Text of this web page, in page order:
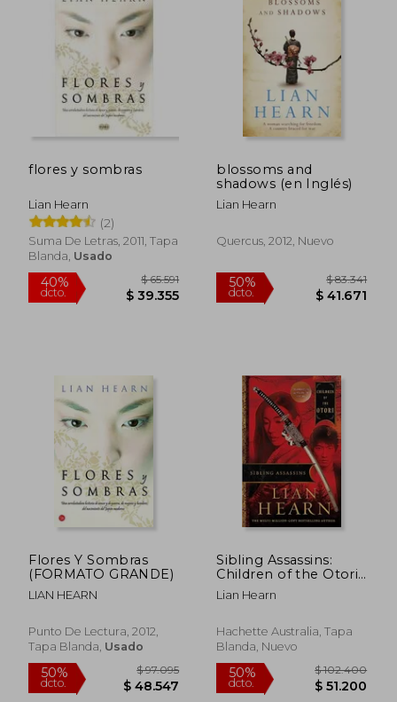
40%
dcto.
40%
dcto.
flores y sombras
Lian Hearn
(2)
Suma De Letras, 2011, Tapa
Blanda, Usado
40%
dcto. $ 39.355
blossoms and
shadows (en Inglés)
Lian Hearn
Quercus, 2012, Nuevo
50%
dcto.
Flores Y Sombras
(FORMATO GRANDE)
LIAN HEARN
Punto De Lectura, 2012,
Tapa Blanda, Usado
Sibling Assassins:
Children of the Otori
Book 2 (Tales of the
Otori) (en Inglés)
Lian Hearn
Hachette Australia, Tapa
Blanda, Nuevo